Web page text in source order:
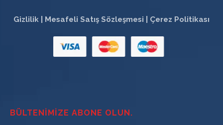
Gizlilik Mesafeli Satış Sözleşmesi Çerez Politikası
BÜLTENIMIZE ABONE OLUN.